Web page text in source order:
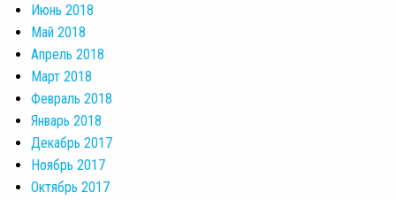
Июнь 2018
Май 2018
Апрель 2018
Март 2018
Февраль 2018
Январь 2018
Декабрь 2017
Ноябрь 2017
Октябрь 2017